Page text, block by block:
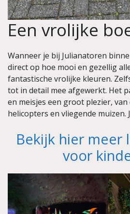
Een vrolijke
Wanneer je bij Julianatoren
direct op hoe mooi en gezellig
fantastische vrolijke kleuren.
tot in detail mee afgewerkt. Het
en meisjes een groot plezier, van
helicopters en vliegende muizen.
Bekijk hier meer
voor